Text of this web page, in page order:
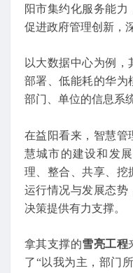
阳市集约化服务能力
促进政府管理创新，
以大数据中心为例
部署、低能耗的华为
部门、单位的信息系
在益阳看来，智慧管
慧城市的建设和发
理、整合、共享、挖
运行情况与发展态势
决策提供有力支撑。
拿其支撑的雪亮工程
了“以我为主，部门